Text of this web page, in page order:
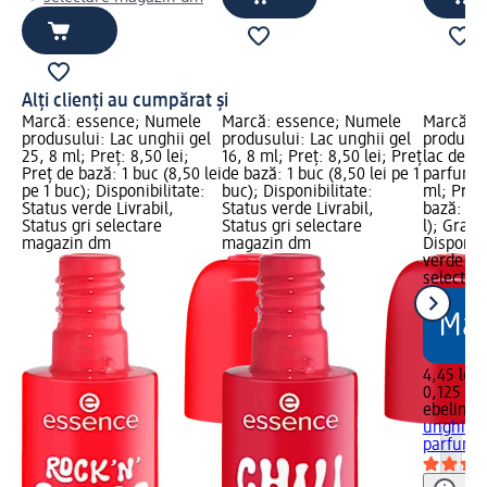
Alți clienți au cumpărat și
Marcă: essence; Numele
produsului: Lac unghii gel
25, 8 ml; Preț: 8,50 lei;
Preț de bază: 1 buc (8,50 lei
pe 1 buc); Disponibilitate:
Status verde Livrabil,
Status gri selectare
magazin dm
Marcă: essence; Numele
produsului: Lac unghii gel
16, 8 ml; Preț: 8,50 lei; Preț
de bază: 1 buc (8,50 lei pe 1
buc); Disponibilitate:
Status verde Livrabil,
Status gri selectare
magazin dm
Marcă:
lac de
parfum
ml;
bază:
l);
verde
4,45 lei
0,125 l
ebelin
unghii